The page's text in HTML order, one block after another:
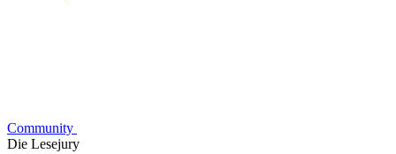
Community
Die Lesejury